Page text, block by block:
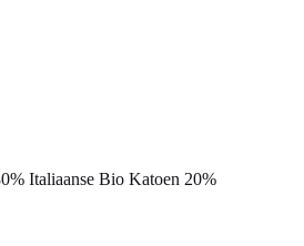
Italiaanse Bio Katoen 20%